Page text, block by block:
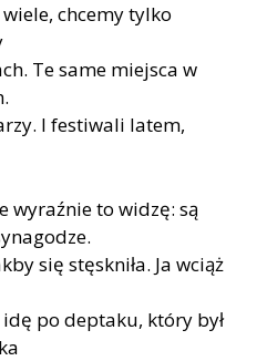
chcemy tylko
Te same miejsca w
I festiwali latem,
wyraźnie to widzę: są
się stęskniła. Ja wciąż
po deptaku, który był